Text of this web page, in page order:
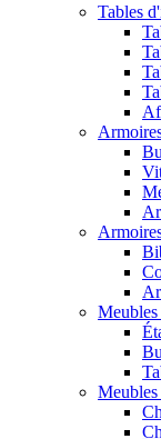
Tables
Meubles